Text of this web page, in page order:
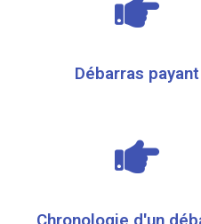
Débarras payant